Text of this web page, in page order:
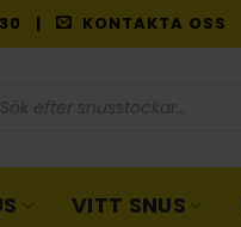
| KONTAKTA OSS
VITT SNUS